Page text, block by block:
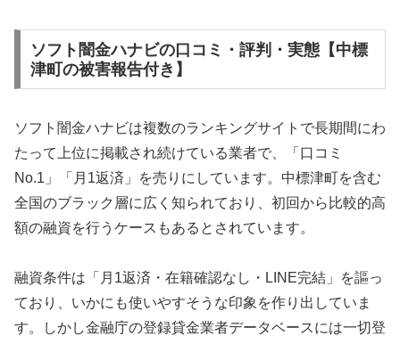
ソフト闇金ハナビの口コミ・評判・実態【中標
津町の被害報告付き】
ソフト闇金ハナビは複数のランキングサイトで長期間にわ
たって上位に掲載され続けている業者で、「口コミ
No.1」「月1返済」を売りにしています。中標津町を含む
全国のブラック層に広く知られており、初回から比較的高
額の融資を行うケースもあるとされています。
融資条件は「月1返済・在籍確認なし・LINE完結」を謳っ
ており、いかにも使いやすそうな印象を作り出していま
す。しかし金融庁の登録貸金業者データベースには一切登